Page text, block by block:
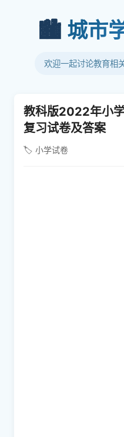
🏙️ 城市
欢迎一起讨论教育相
教科版2022年小
复习试卷及答案
🏷️ 小学试卷